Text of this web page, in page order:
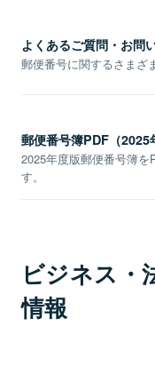
よくあるご質問・お問
郵便番号に関するさまざ
郵便番号簿PDF（2025
2025年度版郵便番号簿を
す。
ビジネス・
情報